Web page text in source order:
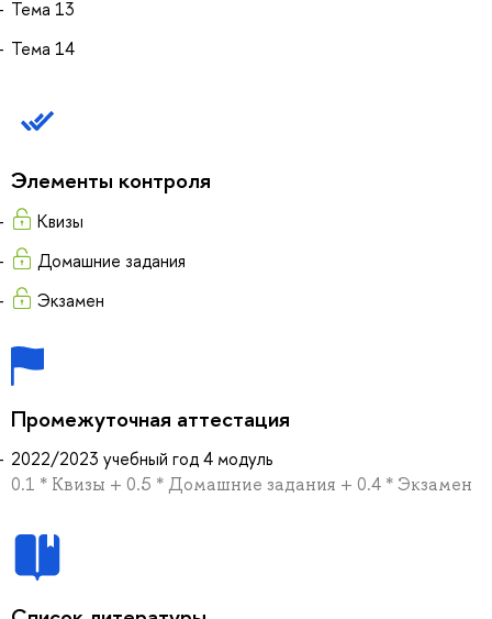
Тема 13
Тема 14
Элементы контроля
Квизы
Домашние задания
Экзамен
Промежуточная аттестация
2022/2023 учебный год 4 модуль
0.1 * Квизы + 0.5 * Домашние задания + 0.4 * Экзамен